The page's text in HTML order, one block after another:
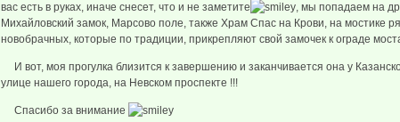
вас есть в руках, иначе снесет, что и не заметите
, мы попадаем на
Михайловский замок, Марсово поле, также Храм Спас на Крови, на мостике
новобрачных, которые по традиции, прикрепляют свой замочек к ограде
И вот, моя прогулка близится к завершению и заканчивается она у
улице нашего города, на Невском проспекте !!!
Спасибо за внимание